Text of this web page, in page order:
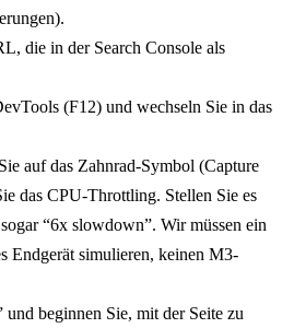
die in der Search Console als
(F12) und wechseln Sie in das
auf das Zahnrad-Symbol (Capture
das CPU-Throttling. Stellen Sie es
“6x slowdown”. Wir müssen ein
Endgerät simulieren, keinen M3-
beginnen Sie, mit der Seite zu